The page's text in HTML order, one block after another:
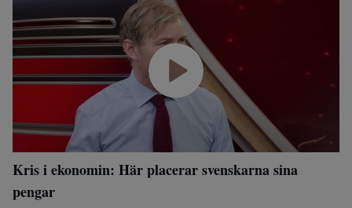
Kris i ekonomin: Här placerar svenskarna sina
pengar